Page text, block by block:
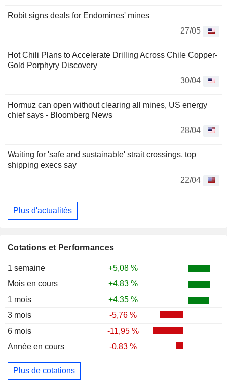
Robit signs deals for Endomines' mines
27/05
Hot Chili Plans to Accelerate Drilling Across Chile Copper-
Gold Porphyry Discovery
30/04
Hormuz can open without clearing all mines, US energy
chief says - Bloomberg News
28/04
Waiting for 'safe and sustainable' strait crossings, top
shipping execs say
22/04
Plus d'actualités
Cotations et Performances
1 semaine
+5,08 %
Mois en cours
+4,83 %
1 mois
+4,35 %
3 mois
-5,76 %
6 mois
-11,95 %
Année en cours
-0,83 %
Plus de cotations